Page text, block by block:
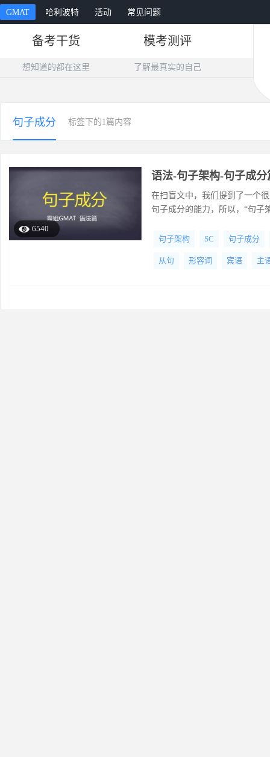
GMAT 哈利波特 活动 常见问题
备考干货 模考测评
想知道的都在这里 了解最真实的自己
句子成分 标签下的1篇内容
6540
语法-句子架构-句子成分
在扫盲文中，我们提到了一个
句子成分的能力，所以，“句子
句子架构 SC 句子成分
从句 形容词 宾语 主